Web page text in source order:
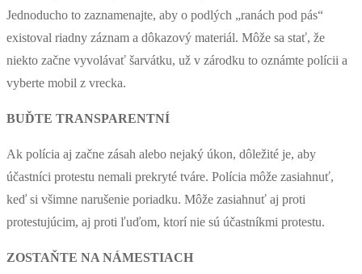
Jednoducho to zaznamenajte, aby o podlých „ranách pod pás“
existoval riadny záznam a dôkazový materiál. Môže sa stať, že
niekto začne vyvolávať šarvátku, už v zárodku to oznámte polícii a
vyberte mobil z vrecka.
BUĎTE TRANSPARENTNÍ
Ak polícia aj začne zásah alebo nejaký úkon, dôležité je, aby
účastníci protestu nemali prekryté tváre. Polícia môže zasiahnuť,
keď si všimne narušenie poriadku. Môže zasiahnuť aj proti
protestujúcim, aj proti ľuďom, ktorí nie sú účastníkmi protestu.
ZOSTAŇTE NA NÁMESTIACH